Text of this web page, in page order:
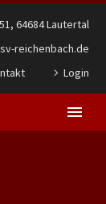
64684 Lautertal
reichenbach.de
Login